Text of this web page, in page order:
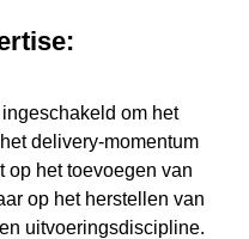
om het
delivery-momentum
op het toevoegen van
op het herstellen van
uitvoeringsdiscipline.